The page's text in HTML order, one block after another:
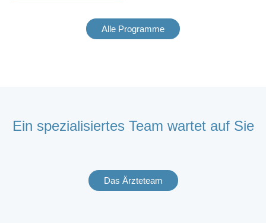
Alle Programme
Ein spezialisiertes Team wartet auf Sie
Das Ärzteteam